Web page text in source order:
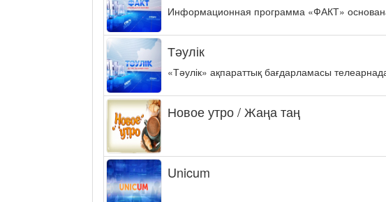
Информационная программа «ФАКТ»
Тәулік
«Тәулік» ақпараттық бағдарламасы
Новое утро / Жаңа таң
Unicum